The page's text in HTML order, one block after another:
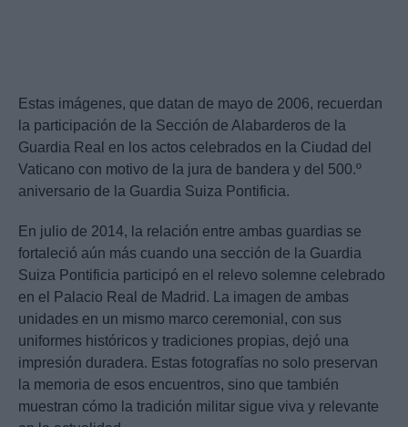
Estas imágenes, que datan de mayo de 2006, recuerdan
la participación de la Sección de Alabarderos de la
Guardia Real en los actos celebrados en la Ciudad del
Vaticano con motivo de la jura de bandera y del 500.º
aniversario de la Guardia Suiza Pontificia.
En julio de 2014, la relación entre ambas guardias se
fortaleció aún más cuando una sección de la Guardia
Suiza Pontificia participó en el relevo solemne celebrado
en el Palacio Real de Madrid. La imagen de ambas
unidades en un mismo marco ceremonial, con sus
uniformes históricos y tradiciones propias, dejó una
impresión duradera. Estas fotografías no solo preservan
la memoria de esos encuentros, sino que también
muestran cómo la tradición militar sigue viva y relevante